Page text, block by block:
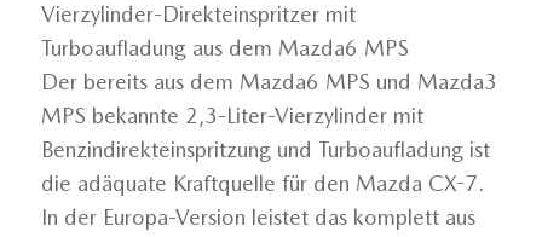
Vierzylinder-Direkteinspritzer mit
Turboaufladung aus dem Mazda6 MPS
Der bereits aus dem Mazda6 MPS und Mazda3
MPS bekannte 2,3-Liter-Vierzylinder mit
Benzindirekteinspritzung und Turboaufladung ist
die adäquate Kraftquelle für den Mazda CX-7.
In der Europa-Version leistet das komplett aus